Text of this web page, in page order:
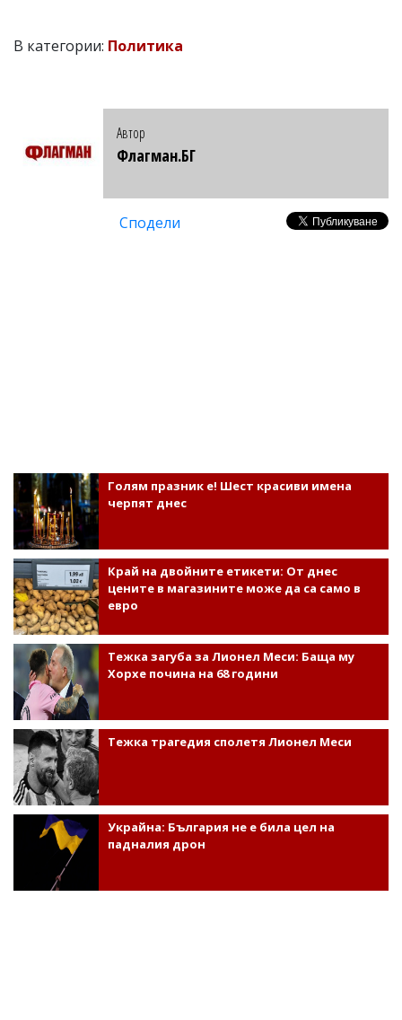
В категории: Политика
Автор
Флагман.БГ
Сподели
Голям празник е! Шест красиви имена
черпят днес
Край на двойните етикети: От днес
цените в магазините може да са само в
евро
Тежка загуба за Лионел Меси: Баща му
Хорхе почина на 68 години
Тежка трагедия сполетя Лионел Меси
Украйна: България не е била цел на
падналия дрон